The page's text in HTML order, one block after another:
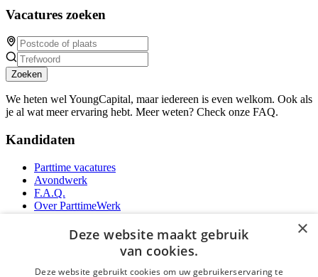
Vacatures zoeken
Zoeken
We heten wel YoungCapital, maar iedereen is even welkom. Ook als
je al wat meer ervaring hebt. Meer weten? Check onze FAQ.
Kandidaten
Parttime vacatures
Avondwerk
F.A.Q.
Over ParttimeWerk
YoungCapital Android App
×
Deze website maakt gebruik
van cookies.
Deze website gebruikt cookies om uw gebruikerservaring te